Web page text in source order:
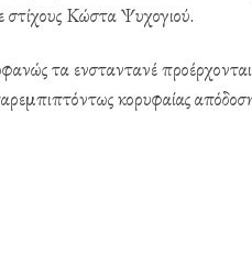
Κώστα Ψυχογιού.
τα ενσταντανέ προέρχονται
κορυφαίας